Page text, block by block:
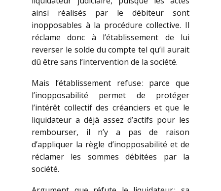
ainsi réalisés par le débiteur sont
inopposables à la procédure collective. Il
réclame donc à l’établissement de lui
reverser le solde du compte tel qu’il aurait
dû être sans l’intervention de la société.
Mais l’établissement refuse : parce que
l’inopposabilité permet de protéger
l’intérêt collectif des créanciers et que le
liquidateur a déjà assez d’actifs pour les
rembourser, il n’y a pas de raison
d’appliquer la règle d’inopposabilité et de
réclamer les sommes débitées par la
société.